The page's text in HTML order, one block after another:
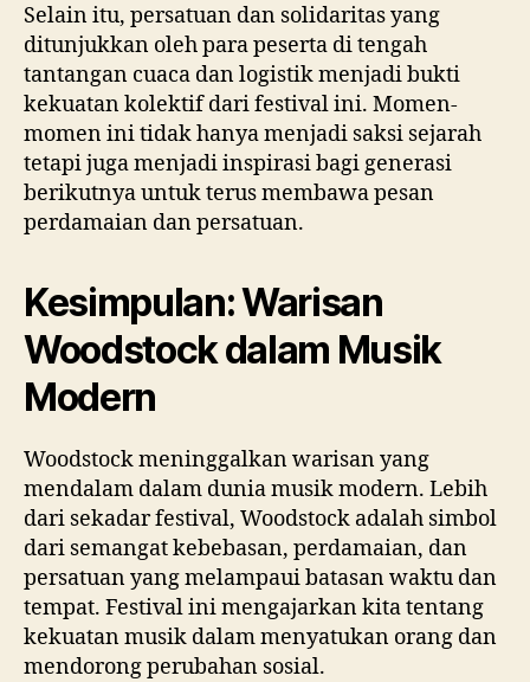
Selain itu, persatuan dan solidaritas yang
ditunjukkan oleh para peserta di tengah
tantangan cuaca dan logistik menjadi bukti
kekuatan kolektif dari festival ini. Momen-
momen ini tidak hanya menjadi saksi sejarah
tetapi juga menjadi inspirasi bagi generasi
berikutnya untuk terus membawa pesan
perdamaian dan persatuan.
Kesimpulan: Warisan
Woodstock dalam Musik
Modern
Woodstock meninggalkan warisan yang
mendalam dalam dunia musik modern. Lebih
dari sekadar festival, Woodstock adalah simbol
dari semangat kebebasan, perdamaian, dan
persatuan yang melampaui batasan waktu dan
tempat. Festival ini mengajarkan kita tentang
kekuatan musik dalam menyatukan orang dan
mendorong perubahan sosial.